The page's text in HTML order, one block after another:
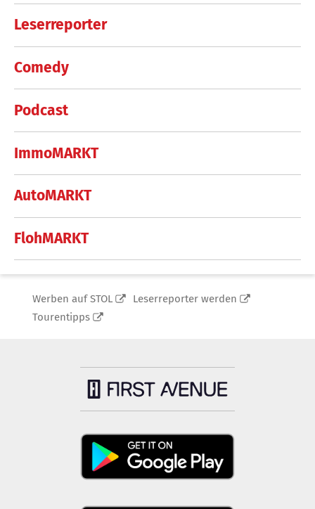
Leserreporter
Comedy
Podcast
ImmoMARKT
AutoMARKT
FlohMARKT
Werben auf STOL
Leserreporter werden
Tourentipps